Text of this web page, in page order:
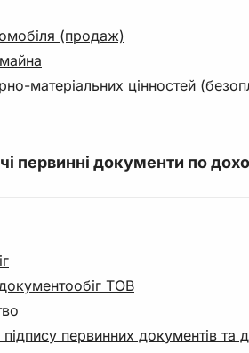
(продаж)
матеріальних цінностей
первинні документи по
ТОВ
первинних документів та